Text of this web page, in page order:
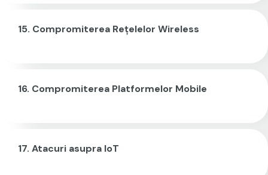
Compromiterea Rețelelor Wireless
Compromiterea Platformelor Mobile
Atacuri asupra IoT